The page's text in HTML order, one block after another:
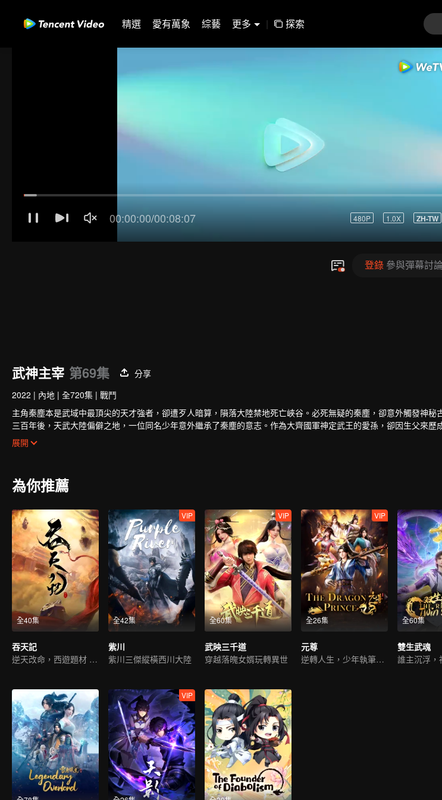
精選 愛有萬象 綜藝 更多 | 探索
登錄 參與彈幕討
武神主宰 第69集
分享
2022 | 內地 | 全720集 | 戰鬥
主角秦塵本是武域中最頂尖的天才強者，卻遭歹人暗算，隕落大陸禁地死亡峽谷。必死無疑的秦塵，卻意外觸發神
三百年後，天武大陸偏僻之地，一位同名少年意外繼承了秦塵的意志。作為大齊國軍神定武王的愛孫，卻因生父來歷
冷遇，相依為命。
為了重寫往日的強者神話，也為了守護自己所愛的一切，秦塵毅然決然扛起維護天下五國的大任，再度踏上武道之路。
展開
為你推薦
全40集
吞天記
逆天改命，西遊題材 ，古典仙俠
全42集
VIP
紫川
紫川三傑縱橫西川大陸
全60集
VIP
武映三千道
穿越落魄女婿玩轉異世
全26集
VIP
元尊
逆轉人生，少年執筆破蒼穹
全60集
雙生武魂
誰主沉浮，
VIP